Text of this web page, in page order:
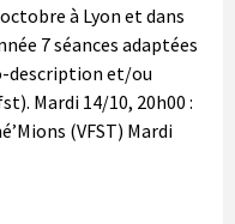
à Lyon et dans
7 séances adaptées
description et/ou
Mardi 14/10, 20h00 :
(VFST) Mardi